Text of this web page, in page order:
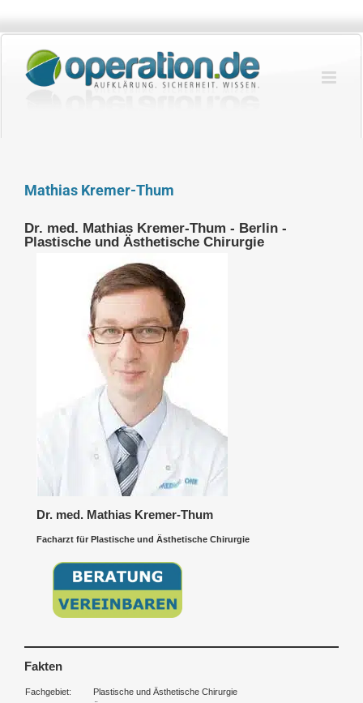
springen
Mathias Kremer-Thum
Dr. med. Mathias Kremer-Thum - Berlin -
Plastische und Ästhetische Chirurgie
Dr. med. Mathias Kremer-Thum
Facharzt für Plastische und Ästhetische Chirurgie
Fakten
Fachgebiet:
Plastische und Ästhetische Chirurgie